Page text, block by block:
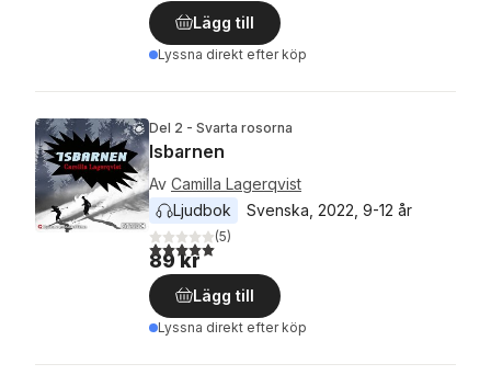
Lägg till
Lyssna direkt efter köp
Del 2 - Svarta rosorna
Isbarnen
Av Camilla Lagerqvist
Ljudbok
Svenska 2022 9-12 år
5,0utav 5 stjärnor. Totalt antal röster:
(5)
89 kr
Lägg till
Lyssna direkt efter köp